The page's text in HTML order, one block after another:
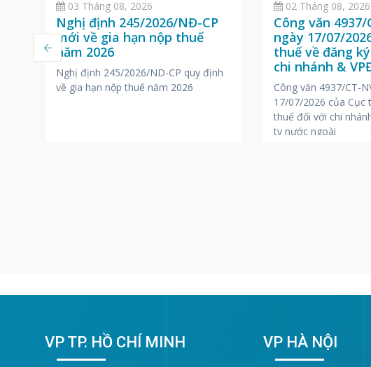
03 Tháng 08, 2026
Nghị định 245/2026/NĐ-CP
mới về gia hạn nộp thuế
năm 2026
Nghị định 245/2026/ND-CP quy định
về gia hạn nộp thuế năm 2026
02 Tháng 08, 2026
Công văn 4937/
ngày 17/07/
thuế về đăng
chi nhánh &
nước ngoài
Công văn 4937/CT-
17/07/2026 của Cục
thuế đối với chi
ty nước ngoài
VP TP. HỒ CHÍ MINH VP HÀ NỘI